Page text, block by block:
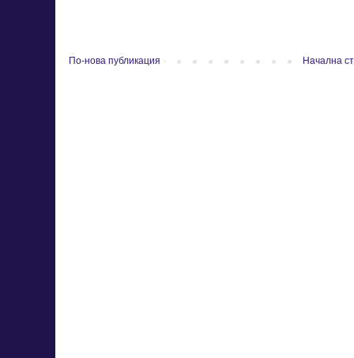
По-нова публикация Начална